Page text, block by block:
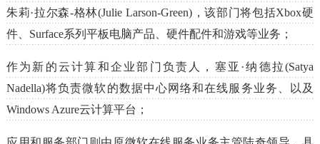
朱莉·拉尔森-格林(Julie Larson-Green)，该部门将包括Xbox硬
件、Surface系列平板电脑产品、硬件配件和游戏等业务；
作为新的云计算和企业部门负责人，塞亚·纳德拉(Satya
Nadella)将负责微软的数据中心网络和在线服务业务、以及
Windows Azure云计算平台；